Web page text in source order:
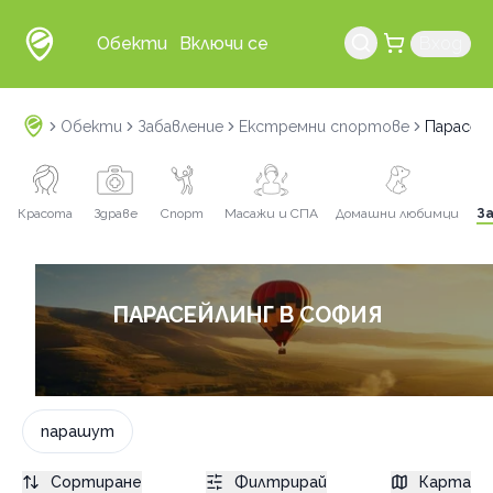
Обекти Включи се
Обекти Забавление Екстремни спортове
Красота Здраве Спорт Масажи и СПА Домашни любимци
ПАРАСЕЙЛИНГ В СОФИЯ
парашут
Сортиране Филтрирай Карта